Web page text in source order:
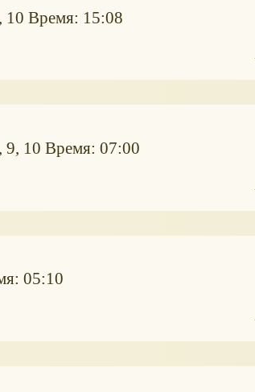
10 Время: 15:08
9, 10 Время: 07:00
05:10